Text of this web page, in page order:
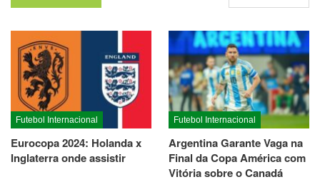
Futebol Internacional
Eurocopa 2024: Holanda x
Inglaterra onde assistir
Futebol Internacional
Argentina Garante Vaga na
Final da Copa América com
Vitória sobre o Canadá